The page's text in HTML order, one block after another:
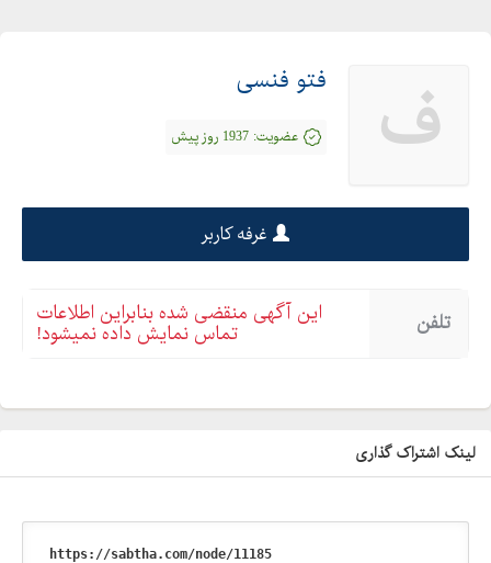
ف فتو فنسی
عضویت: 1937 روز پیش
غرفه کاربر
تلفن این آگهی منقضی شده بنابراین اطلاعات
تماس نمایش داده نمیشود!
لینک اشتراک گذاری